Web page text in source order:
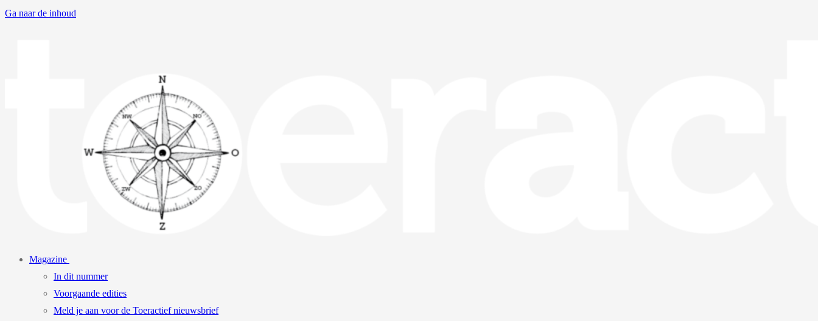
Ga naar de inhoud
Magazine
In dit nummer
Voorgaande edities
Meld je aan voor de Toeractief nieuwsbrief